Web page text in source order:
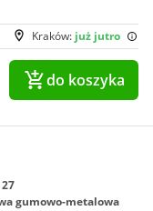
Kraków: już jutro
do koszyka
27
gumowo-metalowa